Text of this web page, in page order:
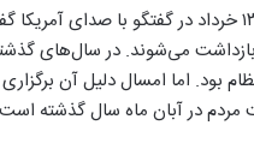
کریم دحیمی، ‌فعال حقوق بشر روز سه‌شنبه ۱۳
می‌شوند. در سال‌های
بود. اما امسال دلیل آن
در آبان ماه سال گذشته